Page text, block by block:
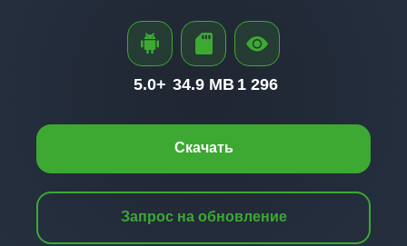
Скачать
Запрос на обновление
5.0+ 34.9 MB 1 296